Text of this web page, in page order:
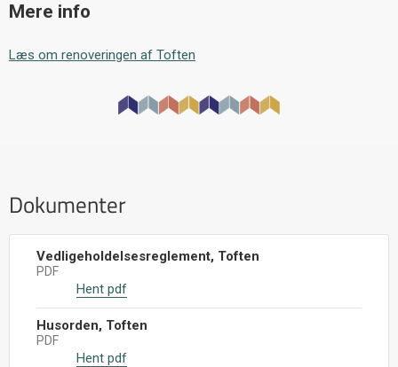
Mere info
Læs om renoveringen af Toften
Dokumenter
Vedligeholdelsesreglement, Toften
PDF
Hent pdf
Husorden, Toften
PDF
Hent pdf